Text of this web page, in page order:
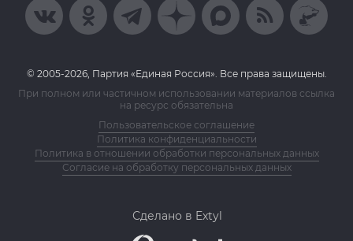
© 2005-2026, Партия «Единая Россия». Все права защищены.
При полном или частичном использовании материалов ссылка
на ресурс обязательна
Пользовательское соглашение
Политика конфиденциальности
Политика в отношении обработки персональных данных
Согласие на обработку персональных данных
Сделано в Extyl